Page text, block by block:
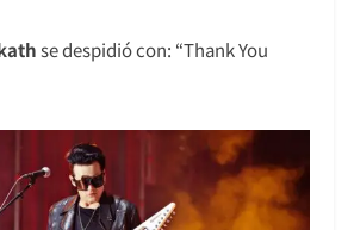
se despidió con: “Thank You